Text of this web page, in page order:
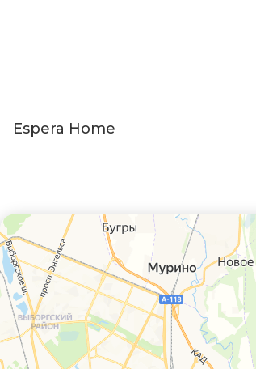
Espera Home